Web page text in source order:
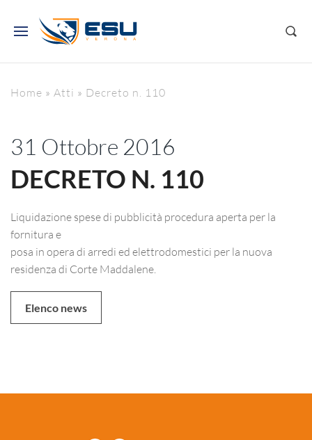
Home » Atti » Decreto n. 110
31 Ottobre 2016
DECRETO N. 110
Liquidazione spese di pubblicità procedura aperta per la
fornitura e
posa in opera di arredi ed elettrodomestici per la nuova
residenza di Corte Maddalene.
Elenco news